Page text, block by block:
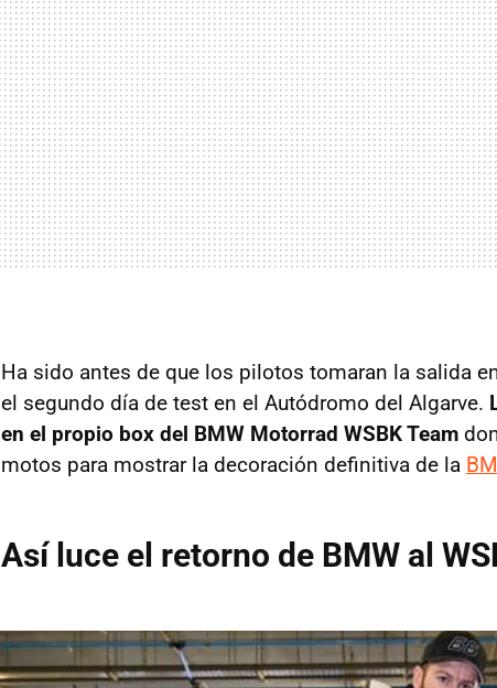
Ha sido antes de que los pilotos tomaran la salida
el segundo día de test en el Autódromo del Algarve.
en el propio box del BMW Motorrad WSBK Team
motos para mostrar la decoración definitiva de la
Así luce el retorno de BMW al